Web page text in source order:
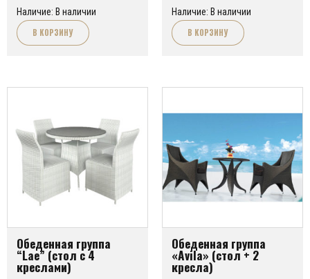
Наличие: В наличии
В КОРЗИНУ
Наличие: В наличии
В КОРЗИНУ
Обеденная группа
“Lae” (стол с 4
креслами)
Обеденная группа
«Avila» (стол + 2
кресла)